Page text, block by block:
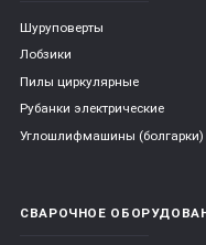
Шуруповерты
Лобзики
Пилы циркулярные
Рубанки электрические
Углошлифмашины (болгарки)
СВАРОЧНОЕ